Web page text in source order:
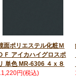
面ポリエステル化粧Ｍ
Ｆ アイカハイグロスポ
単色 MR-6306 ４ｘ８
円(税込)